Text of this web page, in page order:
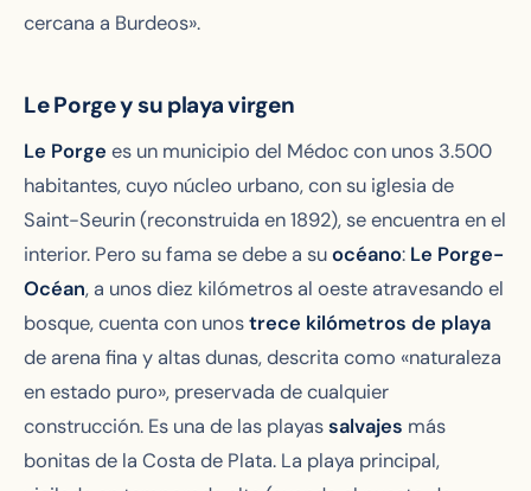
cercana a Burdeos».
Le Porge y su playa virgen
Le Porge es un municipio del Médoc con unos 3.500
habitantes, cuyo núcleo urbano, con su iglesia de
Saint-Seurin (reconstruida en 1892), se encuentra en el
interior. Pero su fama se debe a suocéano: Le Porge-
Océan, a unos diez kilómetros al oeste atravesando el
bosque, cuenta con unostrece kilómetros de playa
de arena fina y altas dunas, descrita como «naturaleza
en estado puro», preservada de cualquier
construcción. Es una de las playassalvajes más
bonitas de la Costa de Plata. La playa principal,